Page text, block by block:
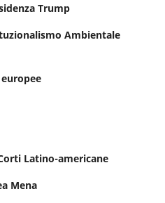
Trump
Ambientale
Latino-americane
Mena